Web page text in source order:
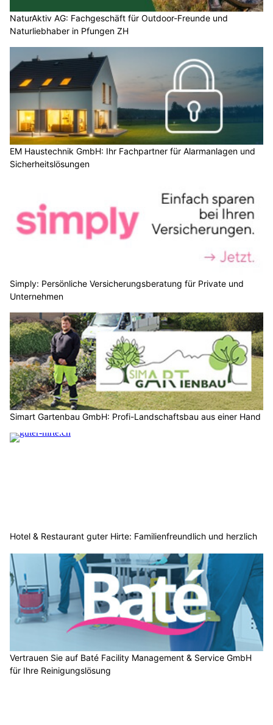
NaturAktiv AG: Fachgeschäft für Outdoor-Freunde und
Naturliebhaber in Pfungen ZH
EM Haustechnik GmbH: Ihr Fachpartner für Alarmanlagen und
Sicherheitslösungen
Simply: Persönliche Versicherungsberatung für Private und
Unternehmen
Simart Gartenbau GmbH: Profi-Landschaftsbau aus einer Hand
Hotel & Restaurant guter Hirte: Familienfreundlich und herzlich
Vertrauen Sie auf Baté Facility Management & Service GmbH
für Ihre Reinigungslösung